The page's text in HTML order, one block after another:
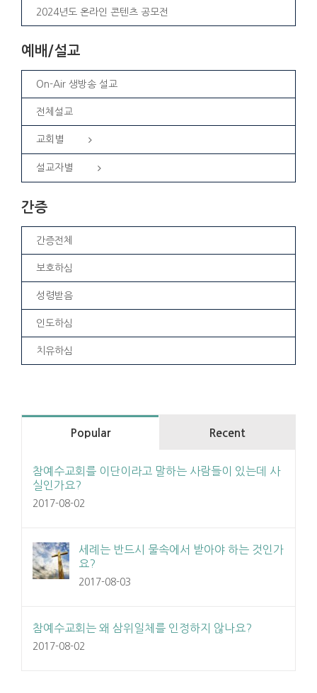
2024년도 온라인 콘텐츠 공모전
예배/설교
On-Air 생방송 설교
전체설교
교회별
설교자별
간증
간증전체
보호하심
성령받음
인도하심
치유하심
Popular Recent
참예수교회를 이단이라고 말하는 사람들이 있는데 사
실인가요?
2017-08-02
세례는 반드시 물속에서 받아야 하는 것인가
요?
2017-08-03
참예수교회는 왜 삼위일체를 인정하지 않나요?
2017-08-02